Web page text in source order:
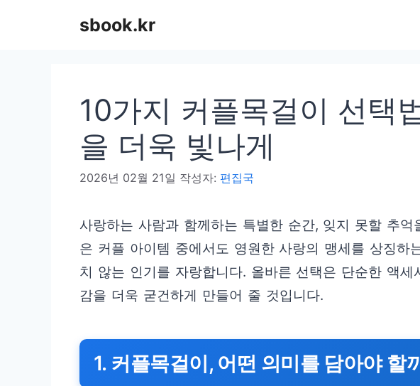
sbook.kr
10가지 커플목걸이 선택
을 더욱 빛나게
2026년 02월 21일 작성자: 편집국
사랑하는 사람과 함께하는 특별한 순간, 잊지 못할 추
은 커플 아이템 중에서도 영원한 사랑의 맹세를 상징하
치 않는 인기를 자랑합니다. 올바른 선택은 단순한 액
감을 더욱 굳건하게 만들어 줄 것입니다.
1. 커플목걸이, 어떤 의미를 담아야 할